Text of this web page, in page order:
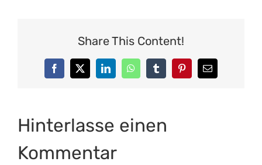
Share This Content!
Facebook
X LinkedInWhatsAppTumblrPinterest
E-
Mail
Hinterlasse einen
Kommentar